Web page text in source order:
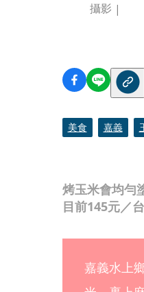
烤玉米會均勻
目前145元／台
攝影
美食 嘉義
嘉義水上